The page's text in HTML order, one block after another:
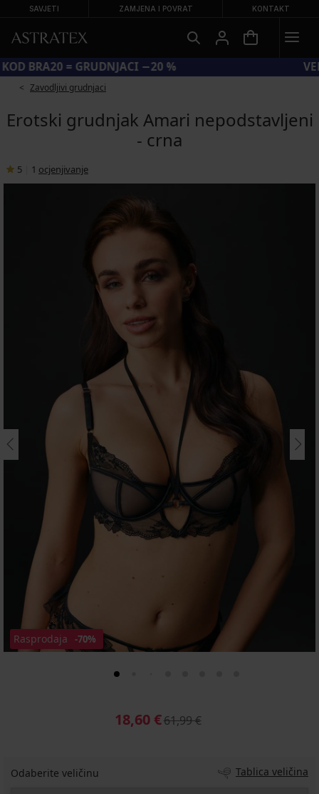
SAVJETI ZAMJENA I POVRAT KONTAKT
KOD BRA20 = GRUDNJACI −20 %
Zavodljivi grudnjaci
Erotski grudnjak Amari nepodstavljeni
- crna
5 1 ocjenjivanje
Rasprodaja -70%
18,60 €61,99 €
Odaberite veličinu Tablica veličina